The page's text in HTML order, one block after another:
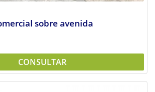
sobre avenida
CONSULTAR